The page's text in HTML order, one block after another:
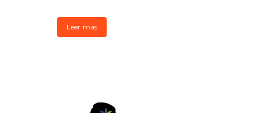
Leer más